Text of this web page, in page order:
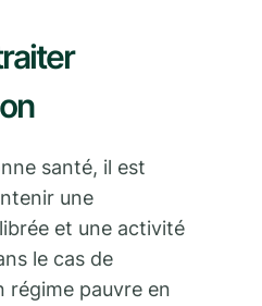
santé, il est
une
et une activité
le cas de
régime pauvre en